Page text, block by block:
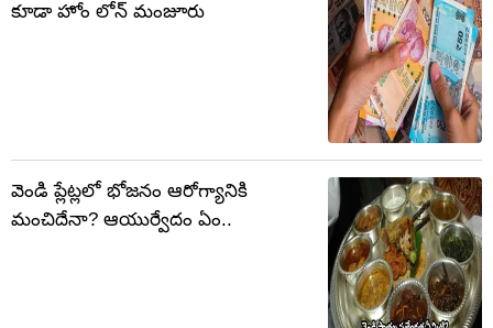
కూడా హోం లోన్ మంజూరు
వెండి ప్లేట్లలో భోజనం ఆరోగ్యానికి
మంచిదేనా? ఆయుర్వేదం ఏం..